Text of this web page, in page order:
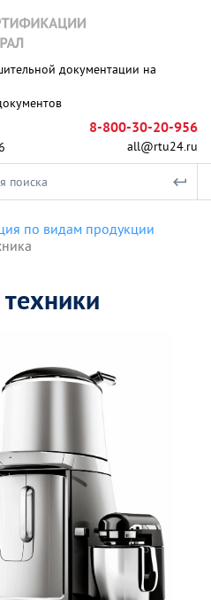
документации на
8-800-30-20-956
all@rtu24.ru
по видам продукции